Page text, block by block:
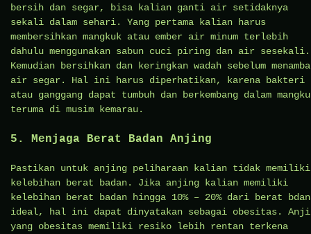
bersih dan segar, bisa kalian ganti air setidaknya
sekali dalam sehari. Yang pertama kalian harus
membersihkan mangkuk atau ember air minum terlebih
dahulu menggunakan sabun cuci piring dan air sesekali.
Kemudian bersihkan dan keringkan wadah sebelum
air segar. Hal ini harus diperhatikan, karena bakteri
atau ganggang dapat tumbuh dan berkembang dalam
teruma di musim kemarau.
5. Menjaga Berat Badan Anjing
Pastikan untuk anjing peliharaan kalian tidak memiliki
kelebihan berat badan. Jika anjing kalian memiliki
kelebihan berat badan hingga 10% – 20% dari berat
ideal, hal ini dapat dinyatakan sebagai obesitas.
yang obesitas memiliki resiko lebih rentan terkena